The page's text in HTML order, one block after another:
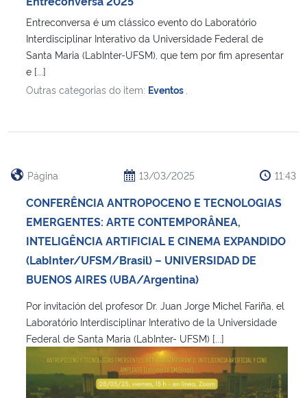
Ministério da Saúde
Ministério de Minas e Energia
Ministério do Desenvolvimento Regional
Controladoria-Geral da União
Ministério da Mulher, da Família e dos Direitos Humanos
Secretaria-Geral
Secretaria de Governo
Entreconversa é um clássico evento do Laboratório
Interdisciplinar Interativo da Universidade Federal de
Santa Maria (LabInter-UFSM), que tem por fim apresentar
e [...]
Outras categorias do item: Eventos
Página 13/03/2025 11:43
CONFERÊNCIA ANTROPOCENO E TECNOLOGIAS
EMERGENTES: ARTE CONTEMPORÂNEA,
INTELIGÊNCIA ARTIFICIAL E CINEMA EXPANDIDO
(LabInter/UFSM/Brasil) – UNIVERSIDAD DE
BUENOS AIRES (UBA/Argentina)
Por invitación del profesor Dr. Juan Jorge Michel Fariña, el
Laboratório Interdisciplinar Interativo de la Universidade
Federal de Santa Maria (LabInter- UFSM) [...]